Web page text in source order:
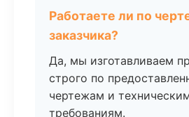
Работаете ли по
заказчика?
Да, мы изготавливаем
строго по
чертежам и
требованиям.